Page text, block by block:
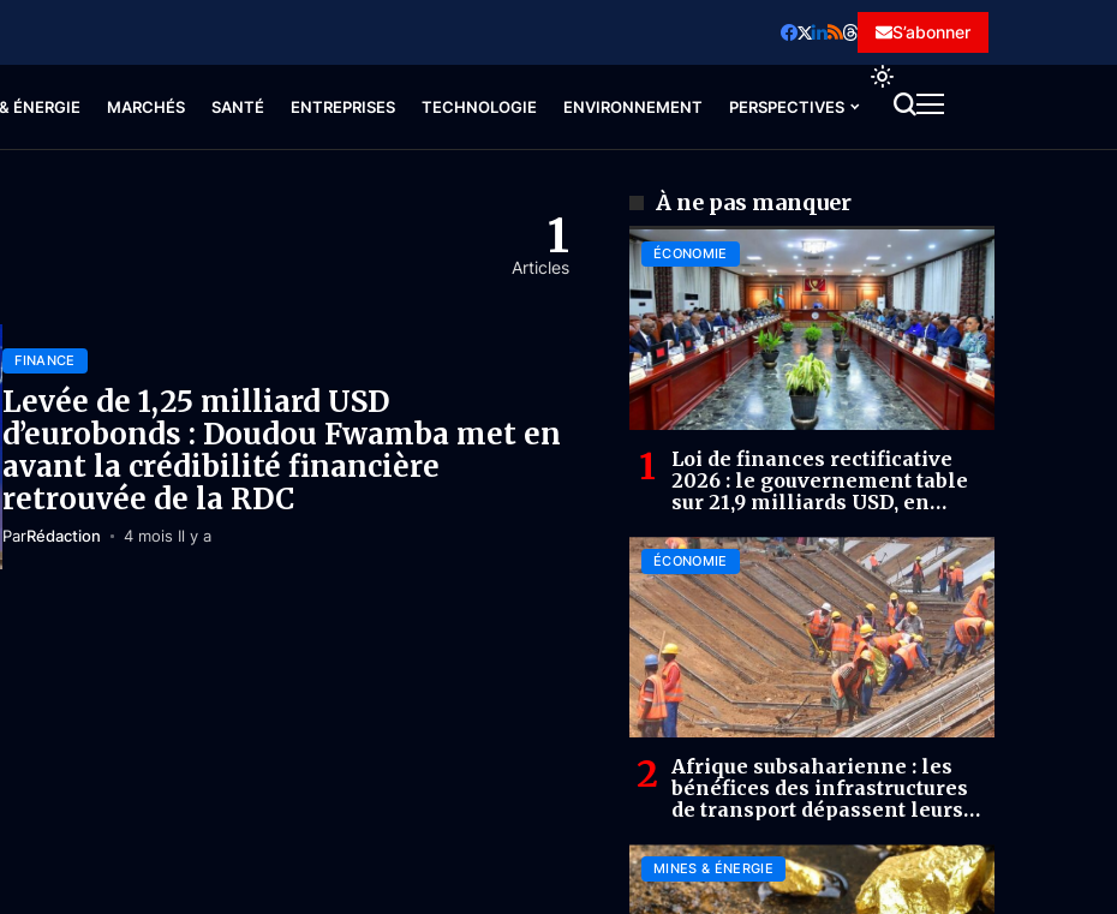
S’abonner
ÉNERGIE MARCHÉS SANTÉ ENTREPRISES TECHNOLOGIE ENVIRONNEMENT PERSPECTIVES
1
Articles
FINANCE
Levée de 1,25 milliard USD
d’eurobonds : Doudou Fwamba met en
avant la crédibilité financière
retrouvée de la RDC
ParRédaction 4 mois Il y a
À ne pas manquer
ÉCONOMIE
Loi de finances rectificative
2026 : le gouvernement table
sur 21,9 milliards USD, en
ÉCONOMIE
Afrique subsaharienne : les
bénéfices des infrastructures
de transport dépassent leurs
(Rapport)
MINES & ÉNERGIE